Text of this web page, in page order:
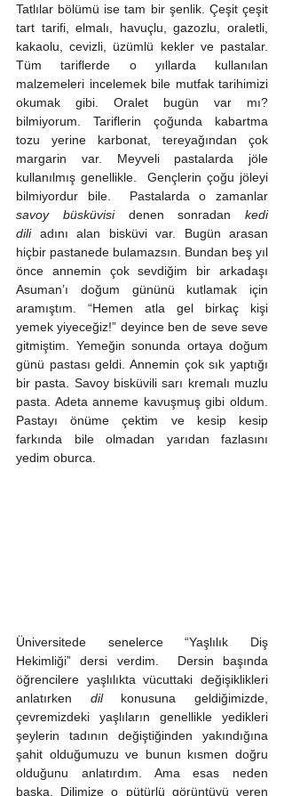
Tatlılar bölümü ise tam bir şenlik. Çeşit çeşit
tart tarifi, elmalı, havuçlu, gazozlu, oraletli,
kakaolu, cevizli, üzümlü kekler ve pastalar.
Tüm tariflerde o yıllarda kullanılan
malzemeleri incelemek bile mutfak tarihimizi
okumak gibi. Oralet bugün var mı?
bilmiyorum. Tariflerin çoğunda kabartma
tozu yerine karbonat, tereyağından çok
margarin var. Meyveli pastalarda jöle
kullanılmış genellikle.  Gençlerin çoğu jöleyi
savoy büsküvisi denen sonradan kedi
dili adını alan bisküvi var. Bugün arasan
hiçbir pastanede bulamazsın. Bundan beş yıl
önce annemin çok sevdiğim bir arkadaşı
Asuman’ı doğum gününü kutlamak için
aramıştım. “Hemen atla gel birkaç kişi
yemek yiyeceğiz!” deyince ben de seve seve
gitmiştim. Yemeğin sonunda ortaya doğum
günü pastası geldi. Annemin çok sık yaptığı
bir pasta. Savoy bisküvili sarı kremalı muzlu
pasta. Adeta anneme kavuşmuş gibi oldum.
Pastayı önüme çektim ve kesip kesip
farkında bile olmadan yarıdan fazlasını
yedim oburca.
Üniversitede senelerce “Yaşlılık Diş
Hekimliği” dersi verdim.  Dersin başında
öğrencilere yaşlılıkta vücuttaki değişiklikleri
anlatırken dil konusuna geldiğimizde,
çevremizdeki yaşlıların genellikle yedikleri
şeylerin tadının değiştiğinden yakındığına
şahit olduğumuzu ve bunun kısmen doğru
olduğunu anlatırdım. Ama esas neden
başka. Dilimize o pütürlü görüntüyü veren